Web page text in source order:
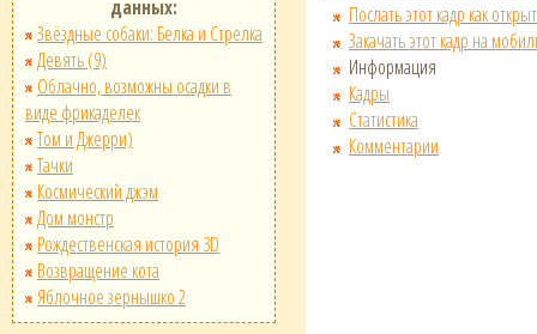
данных:
Звёздные собаки: Белка и Стрелка
Девять (9)
Облачно, возможны осадки в
виде фрикаделек
Том и Джерри)
Тачки
Космический джэм
Дом монстр
Рождественская история 3D
Возвращение кота
Яблочное зернышко 2
Послать этот кадр как
Закачать этот кадр на
Информация
Кадры
Статистика
Комментарии